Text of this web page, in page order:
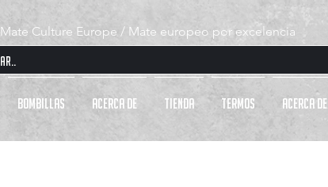
Mate Culture Europe / Mate europeo por excelencia
BOMBILLAS Acerca de Tienda TERMOS Acerca de